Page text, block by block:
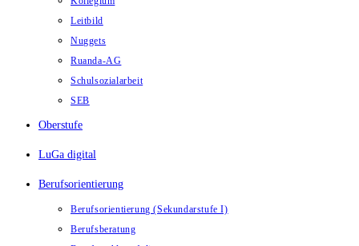
Leitbild
Nuggets
Ruanda-AG
Schulsozialarbeit
SEB
Oberstufe
LuGa digital
Berufsorientierung
Berufsorientierung (Sekundarstufe I)
Berufsberatung